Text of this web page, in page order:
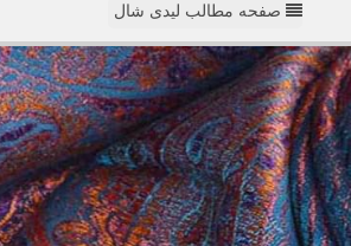
صفحه مطالب لیدی شال